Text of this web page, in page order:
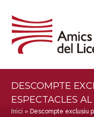
DESCOMPTE
ESPECTACLES
Inici » Descompte exclusiu